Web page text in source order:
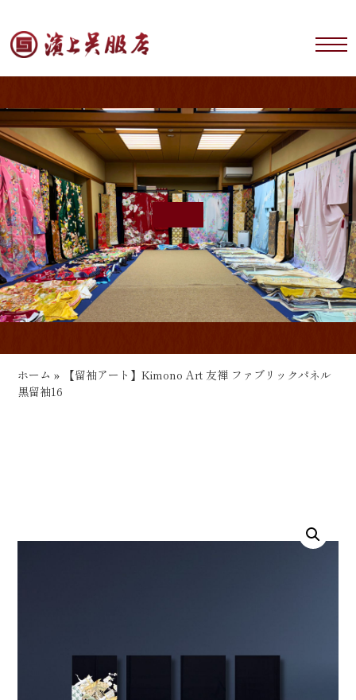
ホーム »
【留袖アート】Kimono Art 友禅 ファブリックパネル
黒留袖16